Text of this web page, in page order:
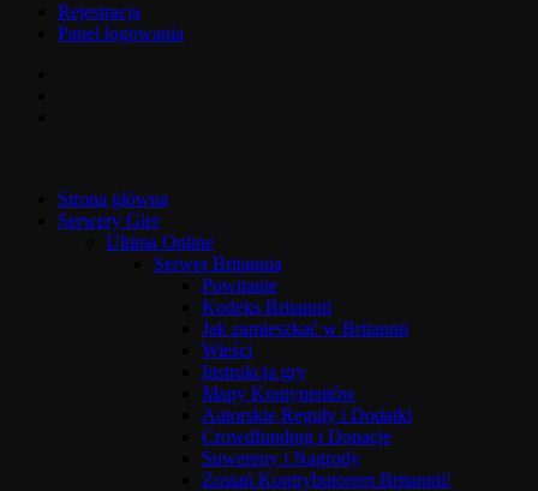
Rejestracja
Panel logowania
Strona główna
Serwery Gier
Ultima Online
Serwer Britannia
Powitanie
Kodeks Britannii
Jak zamieszkać w Britannii
Wieści
Instrukcja gry
Mapy Kontynentów
Autorskie Reguły i Dodatki
Crowdfunding i Donacje
Suwereny i Nagrody
Zostań Kontrybutorem Britannii!